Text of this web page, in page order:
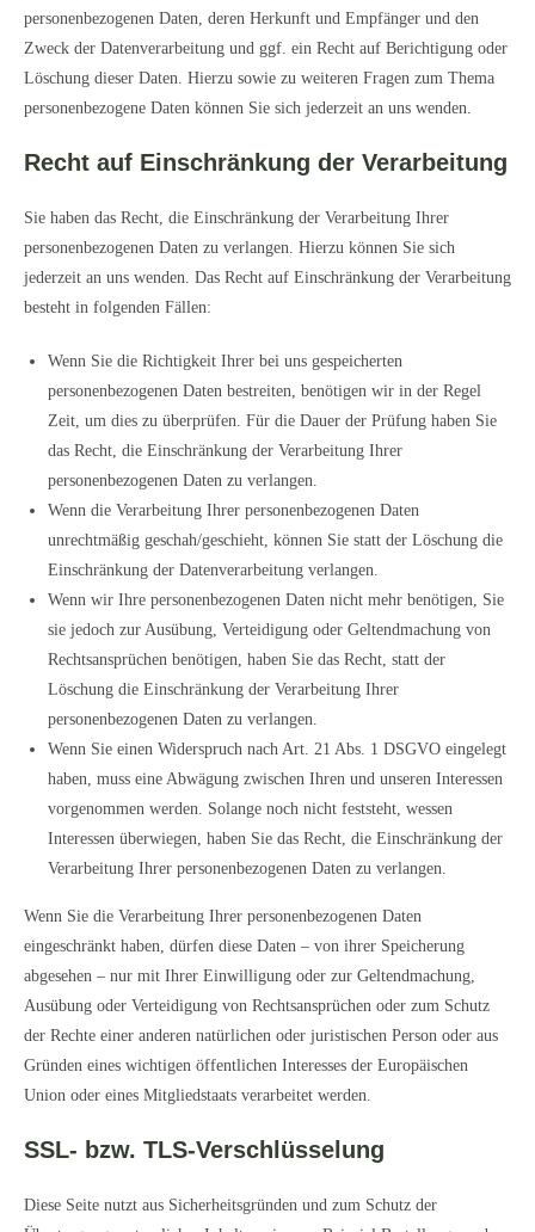
personenbezogenen Daten, deren Herkunft und Empfänger und den
Zweck der Datenverarbeitung und ggf. ein Recht auf Berichtigung oder
Löschung dieser Daten. Hierzu sowie zu weiteren Fragen zum Thema
personenbezogene Daten können Sie sich jederzeit an uns wenden.
Recht auf Einschränkung der Verarbeitung
Sie haben das Recht, die Einschränkung der Verarbeitung Ihrer
personenbezogenen Daten zu verlangen. Hierzu können Sie sich
jederzeit an uns wenden. Das Recht auf Einschränkung der Verarbeitung
besteht in folgenden Fällen:
Wenn Sie die Richtigkeit Ihrer bei uns gespeicherten
personenbezogenen Daten bestreiten, benötigen wir in der Regel
Zeit, um dies zu überprüfen. Für die Dauer der Prüfung haben Sie
das Recht, die Einschränkung der Verarbeitung Ihrer
personenbezogenen Daten zu verlangen.
Wenn die Verarbeitung Ihrer personenbezogenen Daten
unrechtmäßig geschah/geschieht, können Sie statt der Löschung die
Einschränkung der Datenverarbeitung verlangen.
Wenn wir Ihre personenbezogenen Daten nicht mehr benötigen, Sie
sie jedoch zur Ausübung, Verteidigung oder Geltendmachung von
Rechtsansprüchen benötigen, haben Sie das Recht, statt der
Löschung die Einschränkung der Verarbeitung Ihrer
personenbezogenen Daten zu verlangen.
Wenn Sie einen Widerspruch nach Art. 21 Abs. 1 DSGVO eingelegt
haben, muss eine Abwägung zwischen Ihren und unseren Interessen
vorgenommen werden. Solange noch nicht feststeht, wessen
Interessen überwiegen, haben Sie das Recht, die Einschränkung der
Verarbeitung Ihrer personenbezogenen Daten zu verlangen.
Wenn Sie die Verarbeitung Ihrer personenbezogenen Daten
eingeschränkt haben, dürfen diese Daten – von ihrer Speicherung
abgesehen – nur mit Ihrer Einwilligung oder zur Geltendmachung,
Ausübung oder Verteidigung von Rechtsansprüchen oder zum Schutz
der Rechte einer anderen natürlichen oder juristischen Person oder aus
Gründen eines wichtigen öffentlichen Interesses der Europäischen
Union oder eines Mitgliedstaats verarbeitet werden.
SSL- bzw. TLS-Verschlüsselung
Diese Seite nutzt aus Sicherheitsgründen und zum Schutz der